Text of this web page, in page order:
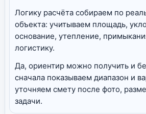
Логику расчёта собираем по
объекта: учитываем площадь,
основание, утепление,
логистику.
Да, ориентир можно получить и
сначала показываем диапазон и
уточняем смету после фото,
задачи.